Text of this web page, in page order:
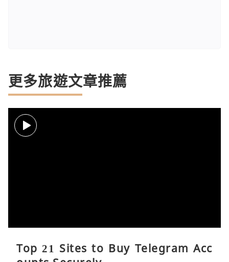
更多旅遊文章推薦
Top 21 Sites to Buy Telegram Acc